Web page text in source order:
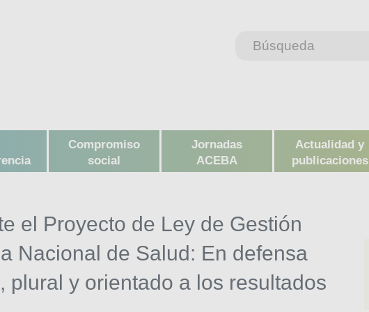
Compromiso
social
Jornadas
ACEBA
Actualidad y
publicaciones
el Proyecto de Ley de Gestión
Nacional de Salud: En defensa
y orientado a los resultados